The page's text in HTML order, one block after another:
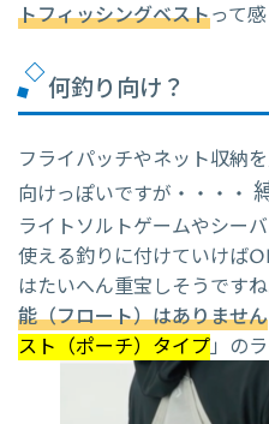
トフィッシングベストって
何釣り向け？
フライパッチやネット収納
向けっぽいですが・・・・
ライトソルトゲームやシー
使える釣りに付けていけば
はたいへん重宝しそうですね
能（フロート）はありません
スト（ポーチ）タイプ」の